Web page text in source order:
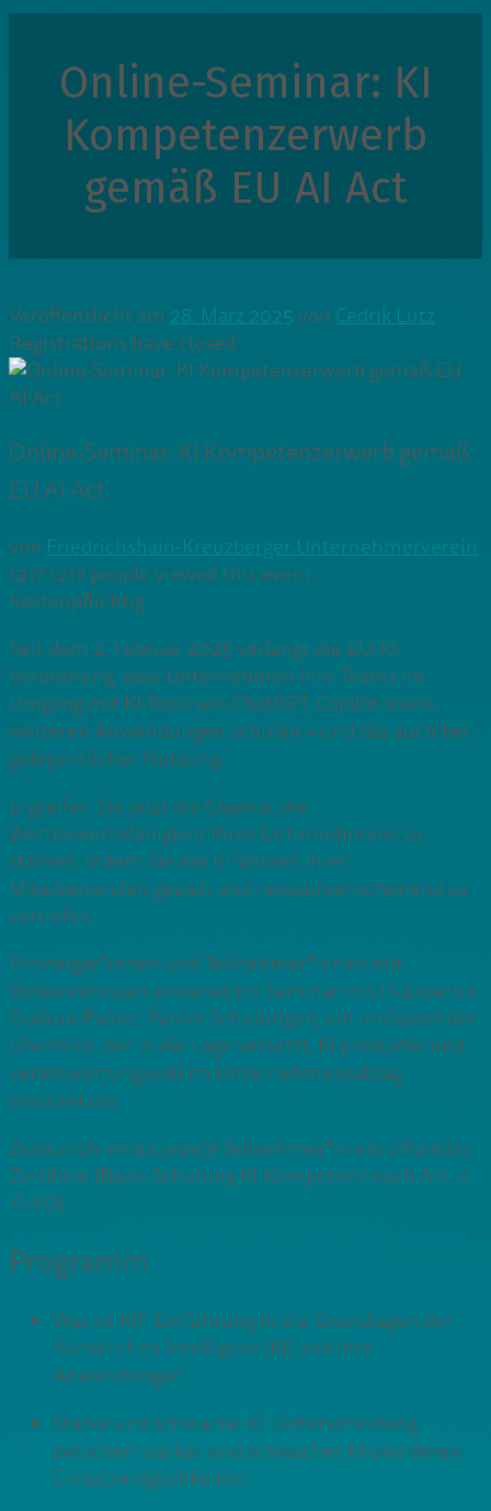
Online-Seminar: KI
Kompetenzerwerb
gemäß EU AI Act
Veröffentlicht am 28. März 2025 von Cedrik Lutz
Registrations have closed.
Online-Seminar: KI Kompetenzerwerb gemäß
EU AI Act
von Friedrichshain-Kreuzberger Unternehmerverein
1217 1217 people viewed this event.
Kostenpflichtig
Seit dem 2. Februar 2025 verlangt die EU-KI-
Verordnung, dass Unternehmen ihre Teams im
Umgang mit KI-Tools wie ChatGPT, Copilot sowie
weiteren Anwendungen schulen – und das auch bei
gelegentlicher Nutzung.
Ergreifen Sie jetzt die Chance, die
Wettbewerbsfähigkeit Ihres Unternehmens zu
stärken, indem Sie das KI-Wissen Ihrer
Mitarbeitenden gezielt und ressourcenschonend zu
vertiefen.
Einsteiger*innen und Teilnehmer*innen mit
Vorkenntnissen erwartet im Seminar mit IT-Expertin
Gudrun Panier, Panier Schulungen, ein umfassender
Überblick, der in die Lage versetzt, KI produktiv und
verantwortungsvoll im Unternehmensalltag
einzusetzen.
Zusätzlich erhält jede(r) Teilnehmer*in ein offizielles
Zertifikat (Basis-Schulung KI-Kompetenz nach Art. 4
KI-VO).
Programm
Was ist KI?: Einführung in die Grundlagen der
Künstlichen Intelligenz (KI) und ihre
Anwendungen.
Starke und schwache KI: Unterscheidung
zwischen starker und schwacher KI und deren
Einsatzmöglichkeiten.